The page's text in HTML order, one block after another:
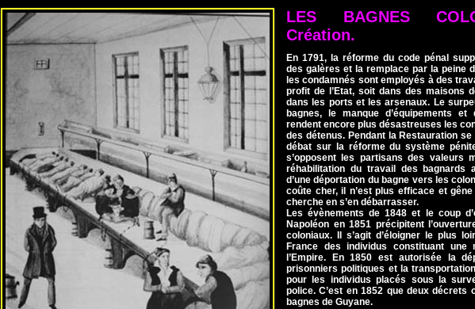
LES BAGNES
Création.
En 1791, la réforme du code pénal
des galères et la remplace par la peine
les condamnés sont employés à des
profit de l’Etat, soit dans des maisons
dans les ports et les arsenaux. Le
bagnes, le manque d’équipements et
rendent encore plus désastreuses les
des détenus. Pendant la Restauration se
débat sur la réforme du système
s’opposent les partisans des valeurs
réhabilitation du travail des bagnards
d’une déportation du bagne vers les
coûte cher, il n’est plus efficace et
cherche en s’en débarrasser.
Les évènements de 1848 et le coup
Napoléon en 1851 précipitent
coloniaux. Il s’agit d’éloigner le plus
France des individus constituant une
l’Empire. En 1850 est autorisée la
prisonniers politiques et la
pour les individus placés sous la
police. C’est en 1852 que deux décrets
bagnes de Guyane.